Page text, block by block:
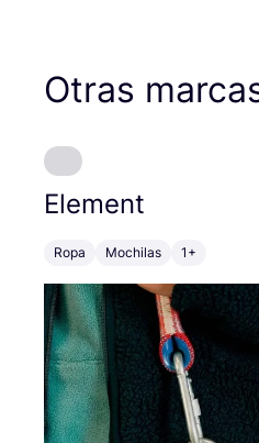
Otras
Element
Ropa Mochilas 1+